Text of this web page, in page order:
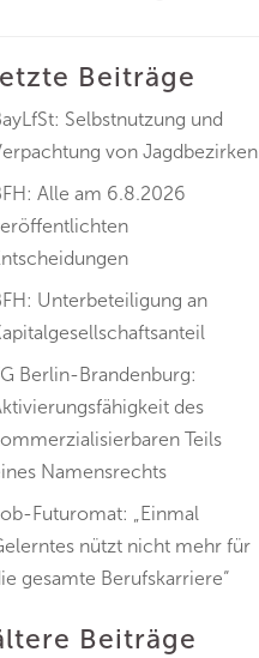
Beiträge
Selbstnutzung und
von Jagdbezirken
Alle am 6.8.2026
Unterbeteiligung an
Berlin-Brandenburg:
des
Teils
Namensrechts
Futuromat: „Einmal
nützt nicht mehr für
gesamte Berufskarriere“
Beiträge